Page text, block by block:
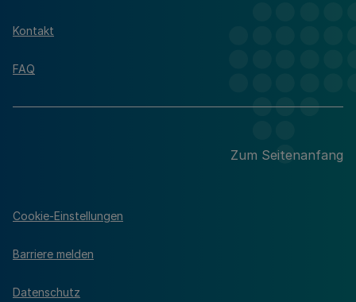
Kontakt
FAQ
Zum Seitenanfang
Cookie-Einstellungen
Barriere melden
Datenschutz